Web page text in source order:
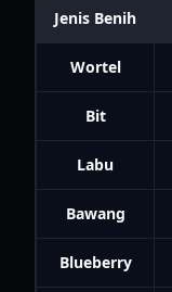
Jenis Benih
Wortel
Bit
Labu
Bawang
Blueberry